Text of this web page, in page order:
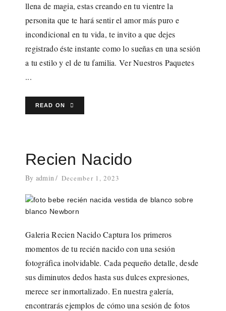
llena de magia, estas creando en tu vientre la
personita que te hará sentir el amor más puro e
incondicional en tu vida, te invito a que dejes
registrado éste instante como lo sueñas en una sesión
a tu estilo y el de tu familia. Ver Nuestros Paquetes
...
READ ON
Recien Nacido
By admin December 1, 2023
Galeria Recien Nacido Captura los primeros
momentos de tu recién nacido con una sesión
fotográfica inolvidable. Cada pequeño detalle, desde
sus diminutos dedos hasta sus dulces expresiones,
merece ser inmortalizado. En nuestra galería,
encontrarás ejemplos de cómo una sesión de fotos
Lina Hernandez
Ed. La Ria, Cra. 47 #102-170 of 903 Torre 1, Riomar,
Barranquilla, Atlántico, Colombia
lina@linahernandezfotografia.com